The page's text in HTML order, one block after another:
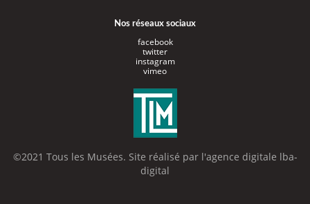
Nos réseaux sociaux
facebook
twitter
instagram
vimeo
©2021 Tous les Musées. Site réalisé par l'agence digitale lba-
digital